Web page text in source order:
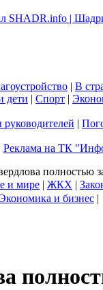
| В
дети | Спорт |
|
Реклама на ТК
полностью
и мире | ЖКХ |
и бизнес |